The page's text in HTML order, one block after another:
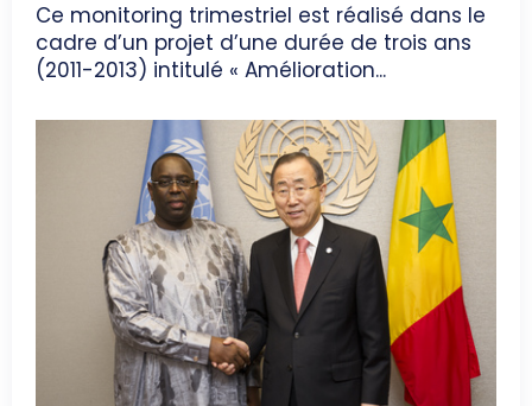
Ce monitoring trimestriel est réalisé dans le
cadre d’un projet d’une durée de trois ans
(2011-2013) intitulé « Amélioration...